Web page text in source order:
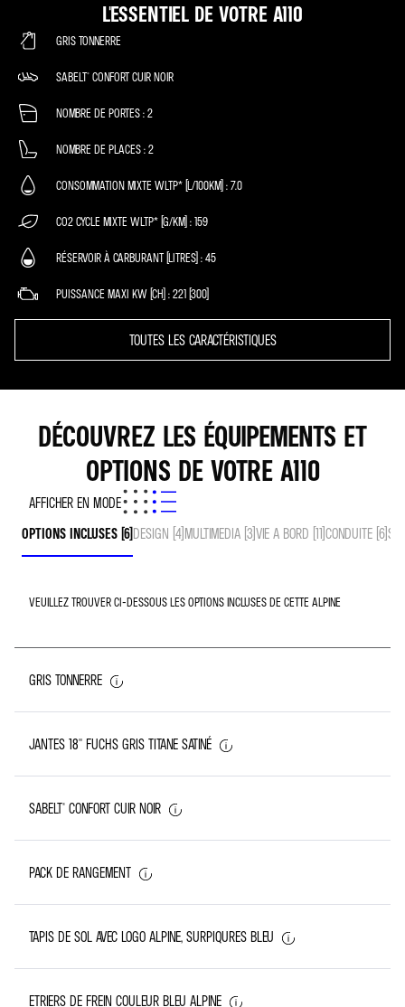
L'ESSENTIEL DE VOTRE A110
GRIS TONNERRE
SABELT® CONFORT CUIR NOIR
NOMBRE DE PORTES 2
NOMBRE DE PLACES 2
CONSOMMATION MIXTE WLTP* (L/100KM) 7.0
CO2 CYCLE MIXTE WLTP* (G/KM) 159
RÉSERVOIR À CARBURANT (LITRES) 45
PUISSANCE MAXI KW (CH) 221 (300)
TOUTES LES CARACTÉRISTIQUES
DÉCOUVREZ LES ÉQUIPEMENTS ET
OPTIONS DE VOTRE A110
AFFICHER EN MODE
OPTIONS INCLUSES (6)DESIGN (4) MULTIMEDIA (3) VIE A BORD (11) CONDUITE (6)
VEUILLEZ TROUVER CI-DESSOUS LES OPTIONS INCLUSES DE CETTE ALPINE
GRIS TONNERRE
JANTES 18'' FUCHS GRIS TITANE SATINÉ
SABELT® CONFORT CUIR NOIR
PACK DE RANGEMENT
TAPIS DE SOL AVEC LOGO ALPINE, SURPIQURES BLEU
ETRIERS DE FREIN COULEUR BLEU ALPINE